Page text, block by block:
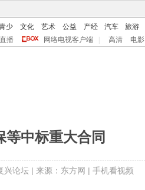
少 文化 艺术 公益 产经 汽车 旅游
播 网络电视客户端 高清 电影
等中标重大合同
兴论坛| 来源：东方网 | 手机看视频